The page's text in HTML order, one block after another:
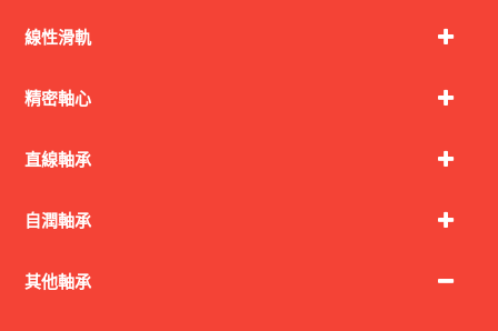
線性滑軌
精密軸心
直線軸承
自潤軸承
其他軸承